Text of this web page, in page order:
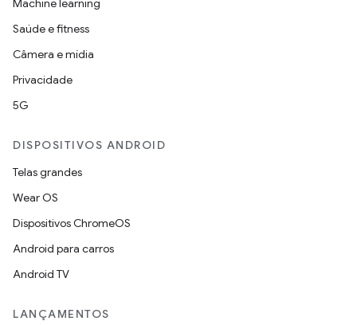
Machine learning
Saúde e fitness
Câmera e mídia
Privacidade
5G
DISPOSITIVOS ANDROID
Telas grandes
Wear OS
Dispositivos ChromeOS
Android para carros
Android TV
LANÇAMENTOS